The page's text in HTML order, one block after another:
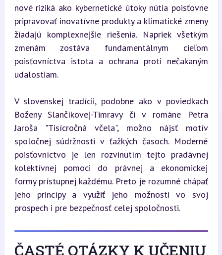
nové riziká ako kybernetické útoky nútia poisťovne
pripravovať inovatívne produkty a klimatické zmeny
žiadajú komplexnejšie riešenia. Napriek všetkým
zmenám zostáva fundamentálnym cieľom
poisťovníctva istota a ochrana proti nečakaným
udalostiam.
V slovenskej tradícii, podobne ako v poviedkach
Boženy Slančíkovej-Timravy či v románe Petra
Jaroša "Tisícročná včela", možno nájsť motív
spoločnej súdržnosti v ťažkých časoch. Moderné
poisťovníctvo je len rozvinutím tejto pradávnej
kolektívnej pomoci do právnej a ekonomickej
formy prístupnej každému. Preto je rozumné chápať
jeho princípy a využiť jeho možnosti vo svoj
prospech i pre bezpečnosť celej spoločnosti.
ČASTÉ OTÁZKY K UČENIU